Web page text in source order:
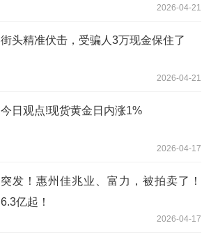
2026-04-21
街头精准伏击，受骗人3万现金保住了
2026-04-21
今日观点!现货黄金日内涨1%
2026-04-17
突发！惠州佳兆业、富力，被拍卖了！
6.3亿起！
2026-04-17